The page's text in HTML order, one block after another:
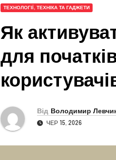
ТЕХНОЛОГІЇ, ТЕХНІКА ТА ГАДЖЕТИ
Як
для
Від Володимир
ЧЕР 15, 2026